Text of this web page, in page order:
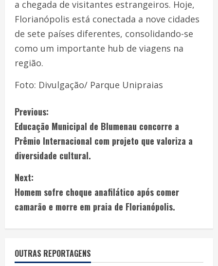
a chegada de visitantes estrangeiros. Hoje,
Florianópolis está conectada a nove cidades
de sete países diferentes, consolidando-se
como um importante hub de viagens na
região.
Foto: Divulgação/ Parque Unipraias
Previous:
Educação Municipal de Blumenau concorre a
Prêmio Internacional com projeto que valoriza a
diversidade cultural.
Next:
Homem sofre choque anafilático após comer
camarão e morre em praia de Florianópolis.
OUTRAS REPORTAGENS